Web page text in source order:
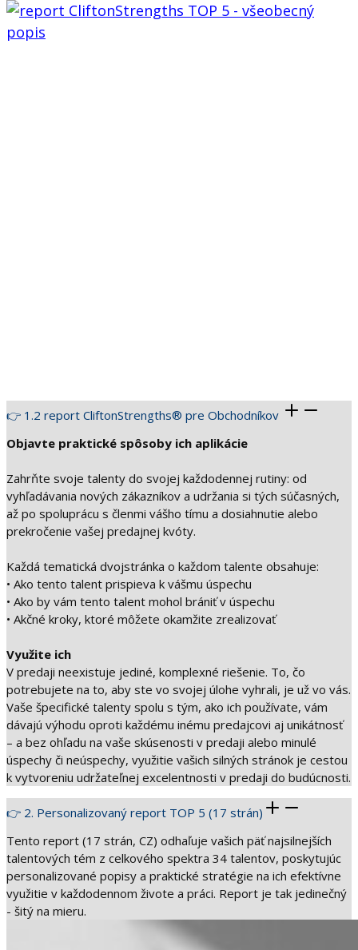
👉 1.2 report CliftonStrengths® pre Obchodníkov
Objavte praktické spôsoby ich aplikácie
Zahrňte svoje talenty do svojej každodennej rutiny: od
vyhľadávania nových zákazníkov a udržania si tých súčasných,
až po spoluprácu s členmi vášho tímu a dosiahnutie alebo
prekročenie vašej predajnej kvóty.
Každá tematická dvojstránka o každom talente obsahuje:
• Ako tento talent prispieva k vášmu úspechu
• Ako by vám tento talent mohol brániť v úspechu
• Akčné kroky, ktoré môžete okamžite zrealizovať
Využite ich
V predaji neexistuje jediné, komplexné riešenie. To, čo
potrebujete na to, aby ste vo svojej úlohe vyhrali, je už vo vás.
Vaše špecifické talenty spolu s tým, ako ich používate, vám
dávajú výhodu oproti každému inému predajcovi aj unikátnosť
– a bez ohľadu na vaše skúsenosti v predaji alebo minulé
úspechy či neúspechy, využitie vašich silných stránok je cestou
k vytvoreniu udržateľnej excelentnosti v predaji do budúcnosti.
👉 2. Personalizovaný report TOP 5 (17 strán)
Tento report (17 strán, CZ) odhaľuje vašich päť najsilnejších
talentových tém z celkového spektra 34 talentov, poskytujúc
personalizované popisy a praktické stratégie na ich efektívne
využitie v každodennom živote a práci. Report je tak jedinečný
- šitý na mieru.